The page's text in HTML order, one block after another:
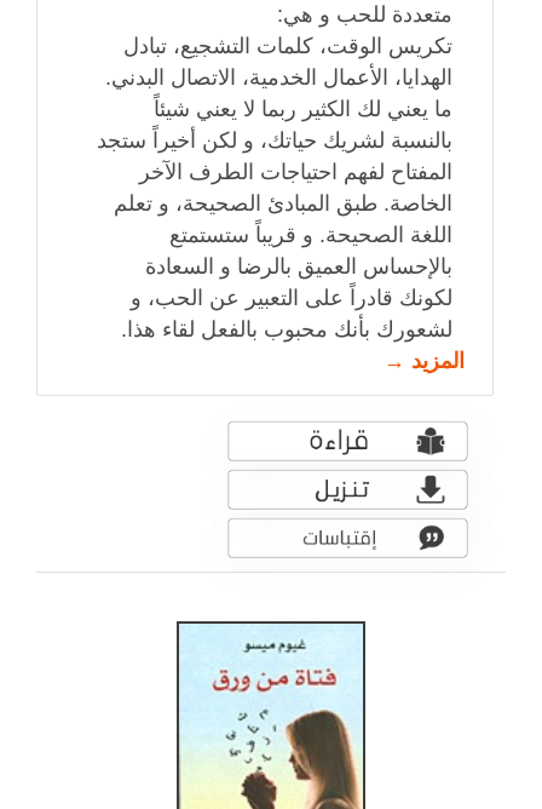
متعددة للحب و هي:
تكريس الوقت، كلمات التشجيع، تبادل
الهدايا، الأعمال الخدمية، الاتصال البدني.
ما يعني لك الكثير ربما لا يعني شيئاً
بالنسبة لشريك حياتك، و لكن أخيراً ستجد
المفتاح لفهم احتياجات الطرف الآخر
الخاصة. طبق المبادئ الصحيحة، و تعلم
اللغة الصحيحة. و قريباً ستستمتع
بالإحساس العميق بالرضا و السعادة
لكونك قادراً على التعبير عن الحب، و
لشعورك بأنك محبوب بالفعل لقاء هذا.
المزيد →